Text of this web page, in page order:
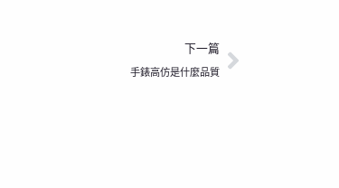
下一篇
手錶高仿是什麼品質
下一篇